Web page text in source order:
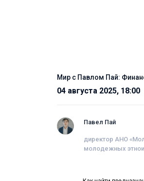
Мир с Павлом Пай:
04 августа 2025, 18:00
Павел Пай
директор АНО
молодежных